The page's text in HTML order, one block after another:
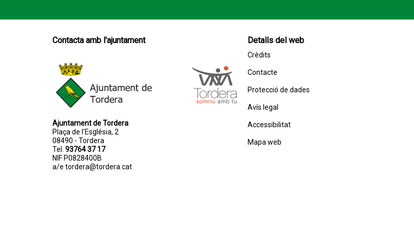
Contacta amb l'ajuntament
Ajuntament de Tordera
Plaça de l'Església, 2
08490 - Tordera
Tel. 93764 37 17
NIF P0828400B
a/e tordera@tordera.cat
Detalls del web
Crèdits
Contacte
Protecció de dades
Avís legal
Accessibilitat
Mapa web